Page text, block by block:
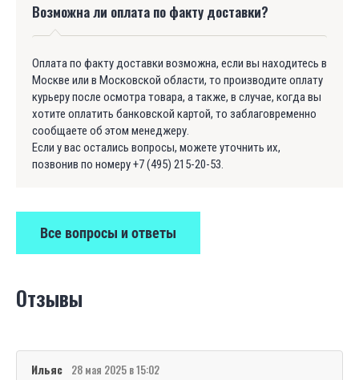
Возможна ли оплата по факту доставки?
Оплата по факту доставки возможна, если вы находитесь в
Москве или в Московской области, то производите оплату
курьеру после осмотра товара, а также, в случае, когда вы
хотите оплатить банковской картой, то заблаговременно
сообщаете об этом менеджеру.
Если у вас остались вопросы, можете уточнить их,
позвонив по номеру +7 (495) 215-20-53.
Все вопросы и ответы
Отзывы
Ильяс 28 мая 2025 в 15:02